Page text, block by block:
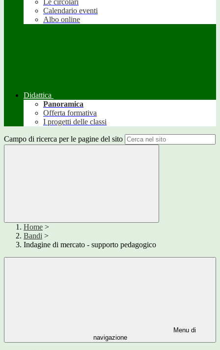
Le circolari
Calendario eventi
Albo online
Didattica
Panoramica
Offerta formativa
I progetti delle classi
Campo di ricerca per le pagine del sito
Home >
Bandi >
Indagine di mercato - supporto pedagogico
Menu di
navigazione